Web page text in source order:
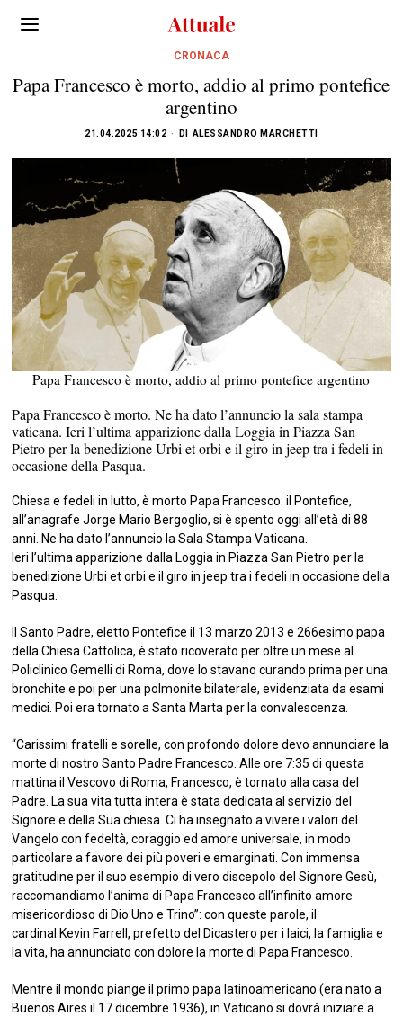
CRONACA
Papa Francesco è morto, addio al primo pontefice
argentino
21.04.2025 14:02 DI ALESSANDRO MARCHETTI
Papa Francesco è morto, addio al primo pontefice argentino
Papa Francesco è morto. Ne ha dato l’annuncio la sala stampa
vaticana. Ieri l’ultima apparizione dalla Loggia in Piazza San
Pietro per la benedizione Urbi et orbi e il giro in jeep tra i fedeli in
occasione della Pasqua.
Chiesa e fedeli in lutto, è morto Papa Francesco: il Pontefice,
all’anagrafe Jorge Mario Bergoglio, si è spento oggi all’età di 88
anni. Ne ha dato l’annuncio la Sala Stampa Vaticana.
Ieri l’ultima apparizione dalla Loggia in Piazza San Pietro per la
benedizione Urbi et orbi e il giro in jeep tra i fedeli in occasione della
Pasqua.
Il Santo Padre, eletto Pontefice il 13 marzo 2013 e 266esimo papa
della Chiesa Cattolica, è stato ricoverato per oltre un mese al
Policlinico Gemelli di Roma, dove lo stavano curando prima per una
bronchite e poi per una polmonite bilaterale, evidenziata da esami
medici. Poi era tornato a Santa Marta per la convalescenza.
“Carissimi fratelli e sorelle, con profondo dolore devo annunciare la
morte di nostro Santo Padre Francesco. Alle ore 7:35 di questa
mattina il Vescovo di Roma, Francesco, è tornato alla casa del
Padre. La sua vita tutta intera è stata dedicata al servizio del
Signore e della Sua chiesa. Ci ha insegnato a vivere i valori del
Vangelo con fedeltà, coraggio ed amore universale, in modo
particolare a favore dei più poveri e emarginati. Con immensa
gratitudine per il suo esempio di vero discepolo del Signore Gesù,
raccomandiamo l’anima di Papa Francesco all’infinito amore
misericordioso di Dio Uno e Trino”: con queste parole, il
cardinal Kevin Farrell, prefetto del Dicastero per i laici, la famiglia e
la vita, ha annunciato con dolore la morte di Papa Francesco.
Mentre il mondo piange il primo papa latinoamericano (era nato a
Buenos Aires il 17 dicembre 1936), in Vaticano si dovrà iniziare a